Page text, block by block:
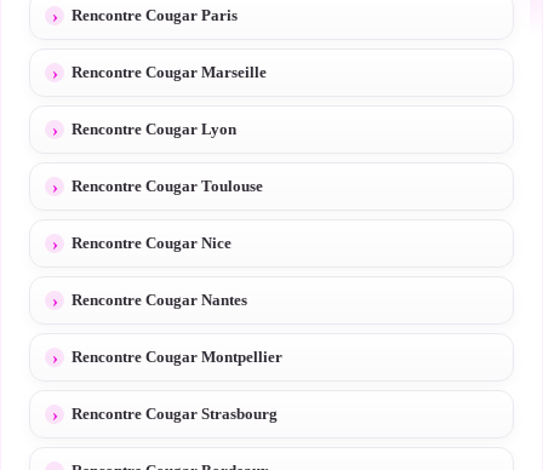
Rencontre Cougar Paris
Rencontre Cougar Marseille
Rencontre Cougar Lyon
Rencontre Cougar Toulouse
Rencontre Cougar Nice
Rencontre Cougar Nantes
Rencontre Cougar Montpellier
Rencontre Cougar Strasbourg